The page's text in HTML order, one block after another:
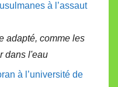
à l’assaut
adapté, comme les
dans l'eau
à l’université de